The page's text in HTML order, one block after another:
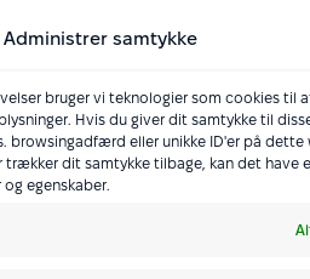
Administrer samtykke
bruger vi teknologier som cookies til
Hvis du giver dit samtykke til
browsingadfærd eller unikke ID'er på dette
trækker dit samtykke tilbage, kan det have
egenskaber.